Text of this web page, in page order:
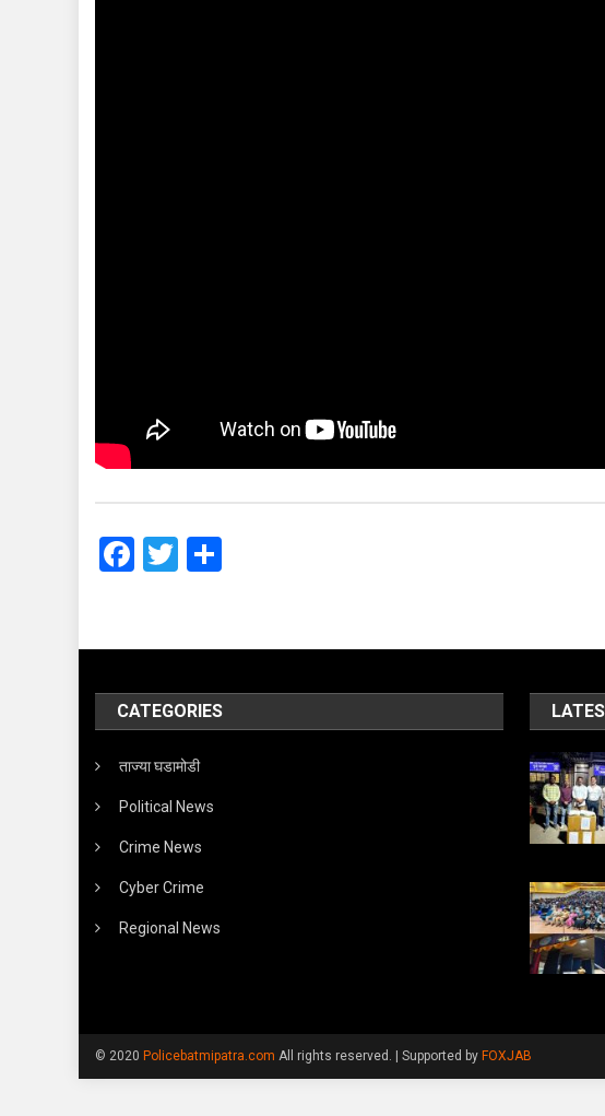
Facebook
Twitter
CATEGORIES
ताज्या घडामोडी
Political News
Crime News
Cyber Crime
Regional News
© 2020 Policebatmipatra.com All rights reserved. Supported by FOXJAB